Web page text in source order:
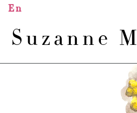
Suzanne
En